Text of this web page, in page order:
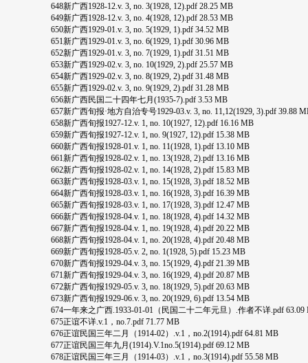
648新广西1928-12.v. 3, no. 3(1928, 12).pdf 28.25 MB
649新广西1928-12.v. 3, no. 4(1928, 12).pdf 28.53 MB
650新广西1929-01.v. 3, no. 5(1929, 1).pdf 34.52 MB
651新广西1929-01.v. 3, no. 6(1929, 1).pdf 30.96 MB
652新广西1929-01.v. 3, no. 7(1929, 1).pdf 31.51 MB
653新广西1929-02.v. 3, no. 10(1929, 2).pdf 25.57 MB
654新广西1929-02.v. 3, no. 8(1929, 2).pdf 31.48 MB
655新广西1929-02.v. 3, no. 9(1929, 2).pdf 31.28 MB
656新广西民国二十四年七月(1935-7).pdf 3.53 MB
657新广西旬报·地方自治专号1929-03.v. 3, no. 11,12(1929, 3).pdf 39.88
658新广西旬报1927-12.v. 1, no. 10(1927, 12).pdf 16.16 MB
659新广西旬报1927-12.v. 1, no. 9(1927, 12).pdf 15.38 MB
660新广西旬报1928-01.v. 1, no. 11(1928, 1).pdf 13.10 MB
661新广西旬报1928-02.v. 1, no. 13(1928, 2).pdf 13.16 MB
662新广西旬报1928-02.v. 1, no. 14(1928, 2).pdf 15.83 MB
663新广西旬报1928-03.v. 1, no. 15(1928, 3).pdf 18.52 MB
664新广西旬报1928-03.v. 1, no. 16(1928, 3).pdf 16.39 MB
665新广西旬报1928-03.v. 1, no. 17(1928, 3).pdf 12.47 MB
666新广西旬报1928-04.v. 1, no. 18(1928, 4).pdf 14.32 MB
667新广西旬报1928-04.v. 1, no. 19(1928, 4).pdf 20.22 MB
668新广西旬报1928-04.v. 1, no. 20(1928, 4).pdf 20.48 MB
669新广西旬报1928-05.v. 2, no. 1(1928, 5).pdf 15.23 MB
670新广西旬报1929-04.v. 3, no. 15(1929, 4).pdf 21.39 MB
671新广西旬报1929-04.v. 3, no. 16(1929, 4).pdf 20.87 MB
672新广西旬报1929-05.v. 3, no. 18(1929, 5).pdf 20.63 MB
673新广西旬报1929-06.v. 3, no. 20(1929, 6).pdf 13.54 MB
674一年来之广西.1933-01-01（民国二十二年元旦）.作者不详.pdf 63.09
675正谊不详.v.1，no.7.pdf 71.77 MB
676正谊民国三年二月（1914-02）.v.1，no.2(1914).pdf 64.81 MB
677正谊民国三年九月(1914).V.1no.5(1914).pdf 69.12 MB
678正谊民国三年三月（1914-03）.v.1，no.3(1914).pdf 55.58 MB